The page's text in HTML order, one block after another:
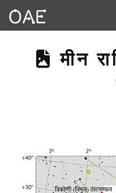
THIS
मीन